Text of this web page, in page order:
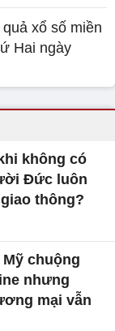
xổ số miền
Hai ngày
không có
Đức luôn
thông?
chuộng
nhưng
mại vẫn